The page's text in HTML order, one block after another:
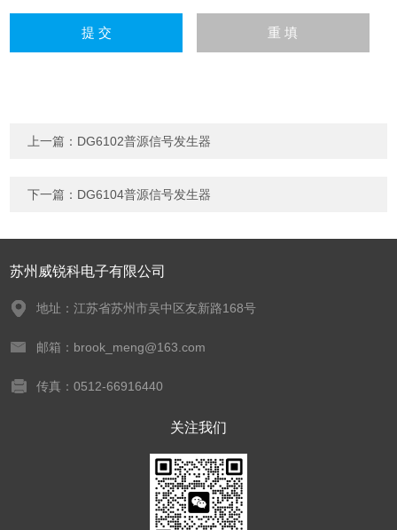
上一篇： DG6102普源信号发生器
下一篇： DG6104普源信号发生器
苏州威锐科电子有限公司
地址：江苏省苏州市吴中区友新路168号
邮箱：brook_meng@163.com
传真：0512-66916440
关注我们